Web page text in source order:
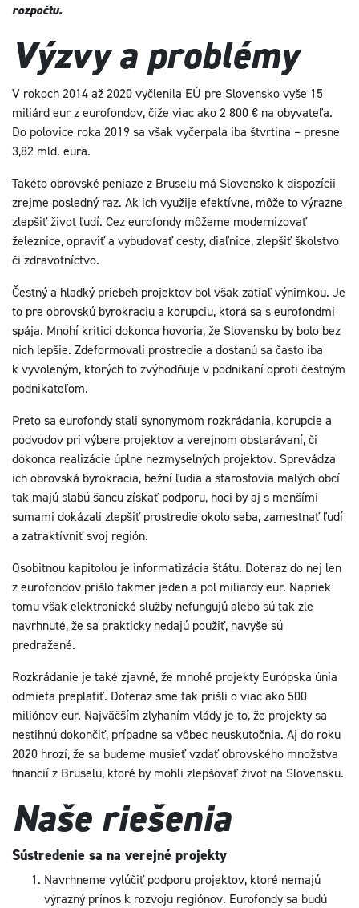
rozpočtu.
Výzvy a problémy
V rokoch 2014 až 2020 vyčlenila EÚ pre Slovensko vyše 15
miliárd eur z eurofondov, čiže viac ako 2 800 € na obyvateľa.
Do polovice roka 2019 sa však vyčerpala iba štvrtina – presne
3,82 mld. eura.
Takéto obrovské peniaze z Bruselu má Slovensko k dispozícii
zrejme posledný raz. Ak ich využije efektívne, môže to výrazne
zlepšiť život ľudí. Cez eurofondy môžeme modernizovať
železnice, opraviť a vybudovať cesty, diaľnice, zlepšiť školstvo
či zdravotníctvo.
Čestný a hladký priebeh projektov bol však zatiaľ výnimkou. Je
to pre obrovskú byrokraciu a korupciu, ktorá sa s eurofondmi
spája. Mnohí kritici dokonca hovoria, že Slovensku by bolo bez
nich lepšie. Zdeformovali prostredie a dostanú sa často iba
k vyvoleným, ktorých to zvýhodňuje v podnikaní oproti čestným
podnikateľom.
Preto sa eurofondy stali synonymom rozkrádania, korupcie a
podvodov pri výbere projektov a verejnom obstarávaní, či
dokonca realizácie úplne nezmyselných projektov. Sprevádza
ich obrovská byrokracia, bežní ľudia a starostovia malých obcí
tak majú slabú šancu získať podporu, hoci by aj s menšími
sumami dokázali zlepšiť prostredie okolo seba, zamestnať ľudí
a zatraktívniť svoj región.
Osobitnou kapitolou je informatizácia štátu. Doteraz do nej len
z eurofondov prišlo takmer jeden a pol miliardy eur. Napriek
tomu však elektronické služby nefungujú alebo sú tak zle
navrhnuté, že sa prakticky nedajú použiť, navyše sú
predražené.
Rozkrádanie je také zjavné, že mnohé projekty Európska únia
odmieta preplatiť. Doteraz sme tak prišli o viac ako 500
miliónov eur. Najväčším zlyhaním vlády je to, že projekty sa
nestihnú dokončiť, prípadne sa vôbec neuskutočnia. Aj do roku
2020 hrozí, že sa budeme musieť vzdať obrovského množstva
financií z Bruselu, ktoré by mohli zlepšovať život na Slovensku.
Naše riešenia
Sústredenie sa na verejné projekty
Navrhneme vylúčiť podporu projektov, ktoré nemajú
výrazný prínos k rozvoju regiónov. Eurofondy sa budú